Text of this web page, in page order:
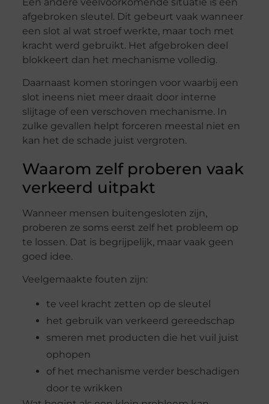
afgebroken sleutel. Dit gebeurt vaak wanneer
een slot al wat stroef werkte, maar toch met
kracht werd gebruikt. Het afgebroken deel
blokkeert dan het mechanisme volledig.
Daarnaast komen storingen voor waarbij een
slot ineens niet meer draait door interne
slijtage of een verschoven mechanisme. In
zulke gevallen helpt forceren meestal niet en
kan het de schade juist vergroten.
Waarom zelf proberen vaak
verkeerd uitpakt
Wanneer mensen buitengesloten zijn,
proberen ze soms eerst zelf het probleem op
te lossen. Dat is begrijpelijk, maar vaak geen
goed idee.
Veelgemaakte fouten zijn:
te veel kracht zetten op de sleutel
het gebruik van verkeerd gereedschap
smeren met producten die het vuil juist
ophopen
of het mechanisme verder beschadigen
door te wrikken